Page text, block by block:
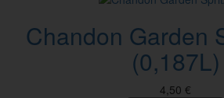
Chandon Garden
(0,187L)
4,50 €